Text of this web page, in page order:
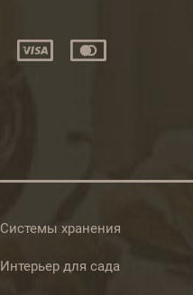
Системы хранения
Интерьер для сада